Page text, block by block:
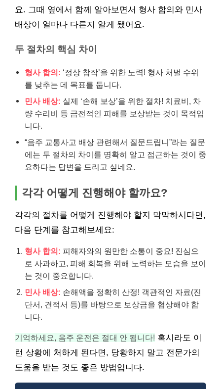
요. 그때 옆에서 함께 알아보면서 형사 합의와 민사
배상이 얼마나 다른지 알게 됐어요.
두 절차의 핵심 차이
형사 합의: ‘정상 참작’을 위한 노력! 형사 처벌 수위
를 낮추는 데 목표를 둡니다.
민사 배상: 실제 ‘손해 보상’을 위한 절차! 치료비, 차
량 수리비 등 금전적인 피해를 보상받는 것이 목적입
니다.
“음주 교통사고 배상 관련해서 질문드립니”라는 질문
에는 두 절차의 차이를 명확히 알고 접근하는 것이 중
요하다는 답변을 드리고 싶네요.
각각 어떻게 진행해야 할까요?
각각의 절차를 어떻게 진행해야 할지 막막하시다면,
다음 단계를 참고해보세요:
형사 합의: 피해자와의 원만한 소통이 중요! 진심으
로 사과하고, 피해 회복을 위해 노력하는 모습을 보이
는 것이 중요합니다.
민사 배상: 손해액을 정확히 산정! 객관적인 자료(진
단서, 견적서 등)를 바탕으로 보상금을 협상해야 합
니다.
기억하세요, 음주 운전은 절대 안 됩니다! 혹시라도 이
런 상황에 처하게 된다면, 당황하지 말고 전문가의
도움을 받는 것도 좋은 방법입니다.